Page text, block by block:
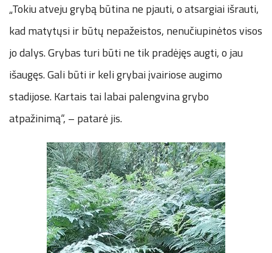
„Tokiu atveju grybą būtina ne pjauti, o atsargiai išrauti,
kad matytųsi ir būtų nepažeistos, nenučiupinėtos visos
jo dalys. Grybas turi būti ne tik pradėjęs augti, o jau
išaugęs. Gali būti ir keli grybai įvairiose augimo
stadijose. Kartais tai labai palengvina grybo
atpažinimą“, – patarė jis.